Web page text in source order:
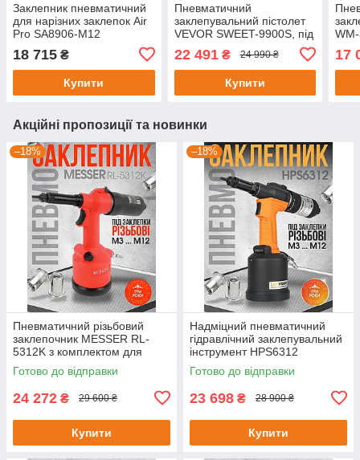
Заклепник пневматичний
для нарізних заклепок Air
Pro SA8906-М12
18 715 ₴
Купити
Пневматичний
заклепувальний пістолет
VEVOR SWEET-9900S, під
різьбові заклепки M3-M12
700129
22 491₴ 24 990 ₴
Купити
17
Акційні пропозиції та новинки
–18%
Пневматичний різьбовий
заклепочник MESSER RL-
5312K з комплектом для
встановлення заклепок
Готово до відправки
24 272 ₴ 29 600 ₴
Купити
–18%
Надміцний пневматичний
гідравлічний заклепувальний
інструмент HPS6312
Готово до відправки
23 698 ₴ 28 900 ₴
Купити